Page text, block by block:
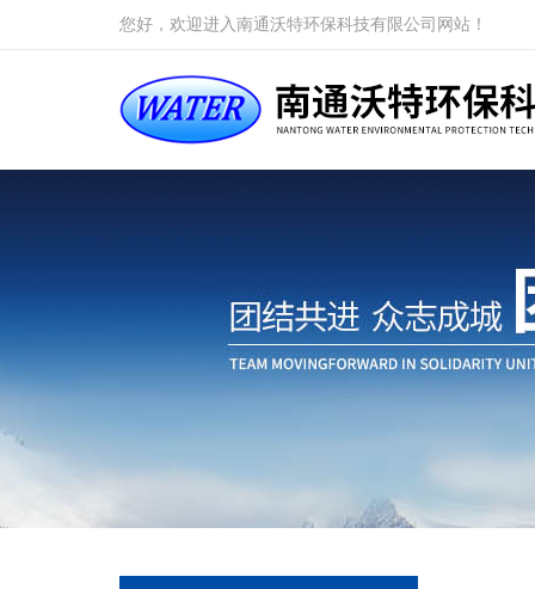
您好，欢迎进入南通沃特环保科技有限公司网站！